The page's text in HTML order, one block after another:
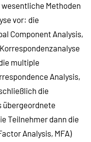
Methoden
vor: die
Component Analysis,
multiple
Analysis,
die
übergeordnete
Teilnehmer dann die
Analysis, MFA)